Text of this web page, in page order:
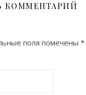
КОММЕНТАРИЙ
поля помечены *